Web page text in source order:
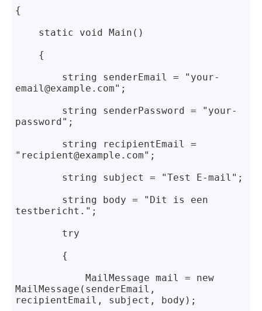
{
    static void Main()
    {
email@example.com";
password";
"recipient@example.com";
        string subject = "Test E-mail";
string body = "Dit is een
testbericht.";
try
        {
MailMessage(senderEmail,
recipientEmail, subject, body);